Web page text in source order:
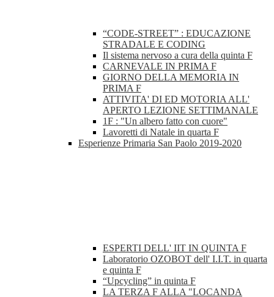
“CODE-STREET” : EDUCAZIONE
STRADALE E CODING
Il sistema nervoso a cura della quinta F
CARNEVALE IN PRIMA F
GIORNO DELLA MEMORIA IN
PRIMA F
ATTIVITA' DI ED MOTORIA ALL'
APERTO LEZIONE SETTIMANALE
1F : "Un albero fatto con cuore"
Lavoretti di Natale in quarta F
Esperienze Primaria San Paolo 2019-2020
ESPERTI DELL' IIT IN QUINTA F
Laboratorio OZOBOT dell' I.I.T. in quarta
e quinta F
“Upcycling” in quinta F
LA TERZA F ALLA "LOCANDA